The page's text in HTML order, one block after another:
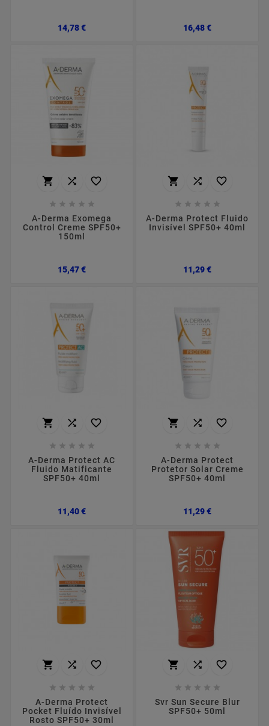
14,78 €Preço 16,48 €Preço
  
    
A-Derma Exomega
Control Creme SPF50+
150ml
15,47 €Preço
  
    
A-Derma Protect Fluido
Invisível SPF50+ 40ml
11,29 €Preço
  
    
A-Derma Protect AC
Fluido Matificante
SPF50+ 40ml
11,40 €Preço
  
    
A-Derma Protect
Protetor Solar Creme
SPF50+ 40ml
11,29 €Preço
  
    
A-Derma Protect
Pocket Fluído Invisível
Rosto SPF50+ 30ml
  
    
Svr Sun Secure Blur
SPF50+ 50ml